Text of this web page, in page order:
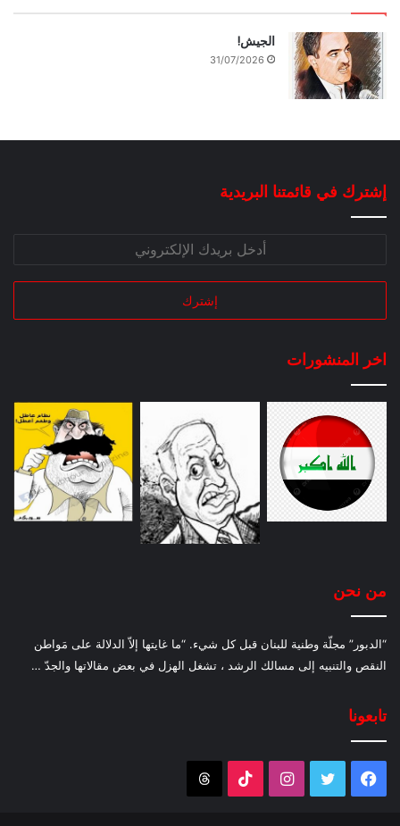
الجيش!
31/07/2026
إشترك في قائمتنا البريدية
اخر المنشورات
من نحن
“الدبور” مجلّة وطنية للبنان قبل كل شيء. “ما غايتها إلاّ الدلالة على مَواطن
النقص والتنبيه إلى مسالك الرشد ، تشغل الهزل في بعض مقالاتها والجدّ …
تابعونا
فيسبوك تويتر انستقرام‫TikTok